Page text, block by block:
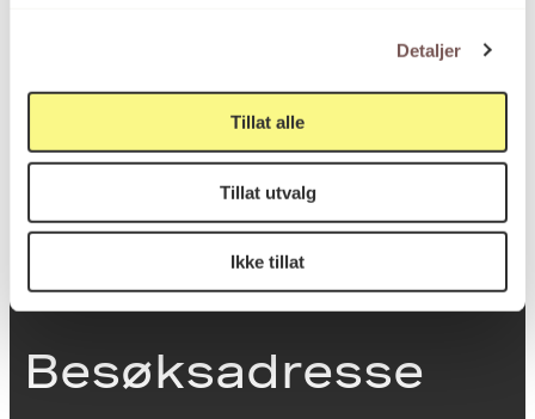
Detaljer
Tillat alle
Tillat utvalg
Ikke tillat
Postboks 6994
0130 Oslo
22 99 11 99
Besøksadresse